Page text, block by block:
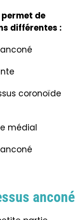
de
différentes :
coronoïde
médial
anconé